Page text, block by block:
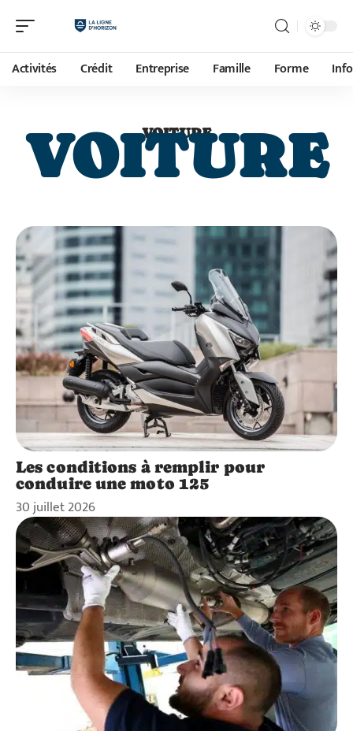
Activités Crédit Entreprise Famille Forme
VOITURE
VOITURE
Les conditions à remplir pour
conduire une moto 125
30 juillet 2026